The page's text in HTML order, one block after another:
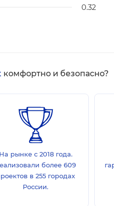
0.32
комфортно и безопасно?
На рынке с 2018 года.
более 609
в 255 городах
России.